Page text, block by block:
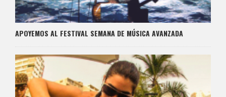
APOYEMOS AL FESTIVAL SEMANA DE MÚSICA AVANZADA